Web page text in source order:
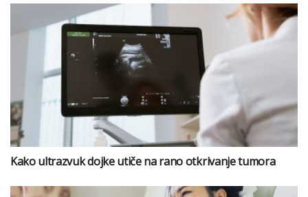
Kako ultrazvuk dojke utiče na rano otkrivanje tumora